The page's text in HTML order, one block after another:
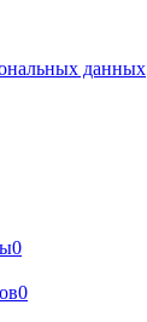
данных
0
0